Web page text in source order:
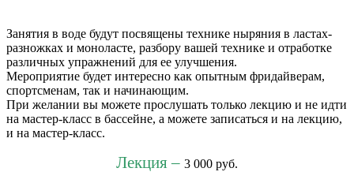
Занятия в воде будут посвящены технике ныряния в ластах-
разножках и моноласте, разбору вашей технике и отработке
различных упражнений для ее улучшения.
Мероприятие будет интересно как опытным фридайверам,
спортсменам, так и начинающим.
При желании вы можете прослушать только лекцию и не идти
на мастер-класс в бассейне, а можете записаться и на лекцию,
и на мастер-класс.
Лекция – 3 000 руб.